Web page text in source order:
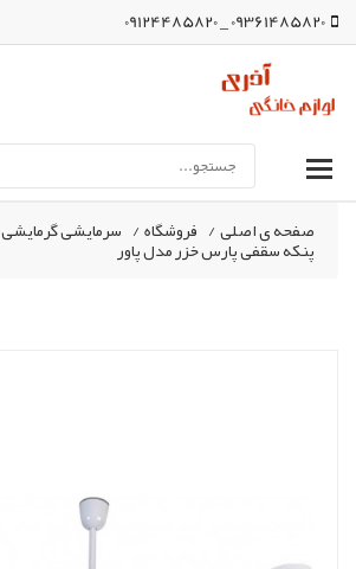
09361485820 _ 09124485820
صفحه ی اصلی/ فروشگاه/ سرمایشی گرمایشی
پنکه سقفی پارس خزر مدل پاور